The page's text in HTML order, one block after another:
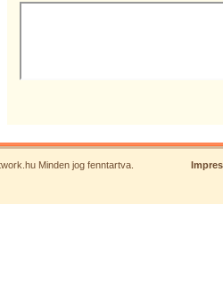
Minden jog fenntartva.